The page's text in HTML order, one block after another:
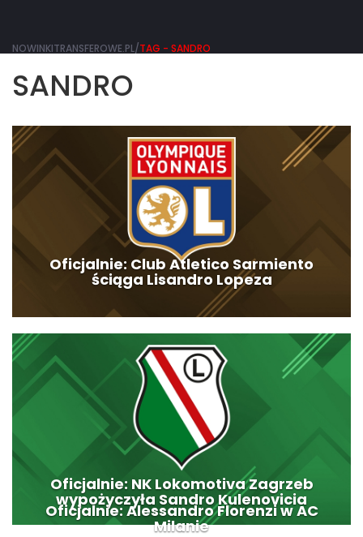
NOWINKITRANSFEROWE.PL/TAG - SANDRO
SANDRO
Oficjalnie: Club Atletico Sarmiento
ściąga Lisandro Lopeza
Oficjalnie: NK Lokomotiva Zagrzeb
wypożyczyła Sandro Kulenovicia
Oficjalnie: Alessandro Florenzi w AC
Milanie